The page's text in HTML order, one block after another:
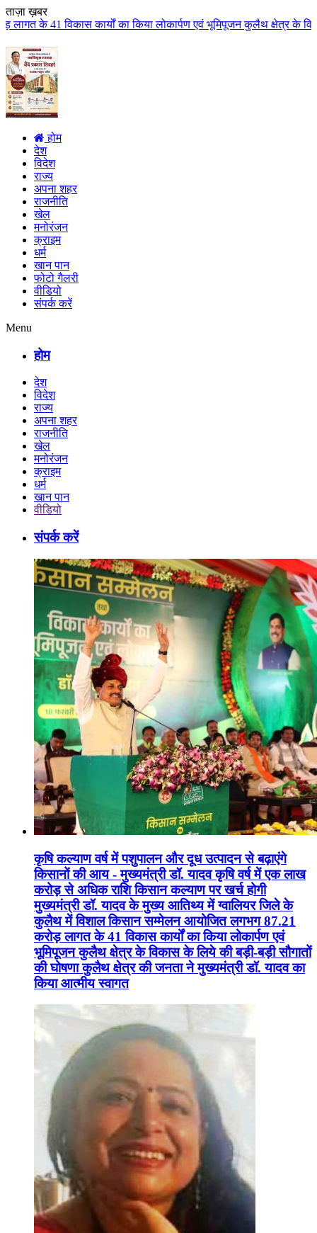
ताज़ा ख़बर
किया लोकार्पण एवं भूमिपूजन कुलैथ क्षेत्र के विकास के लिये की बड़ी-
होम
देश
विदेश
राज्य
अपना शहर
राजनीति
खेल
मनोरंजन
क्राइम
धर्म
खान पान
फोटो गैलरी
वीडियो
संपर्क करें
Menu
होम
देश
विदेश
राज्य
अपना शहर
राजनीति
खेल
मनोरंजन
क्राइम
धर्म
खान पान
वीडियो
संपर्क करें
कृषि कल्याण वर्ष में पशुपालन और दूध उत्पादन से बढ़ाएंगे
किसानों की आय - मुख्यमंत्री डॉ. यादव कृषि वर्ष में एक लाख
करोड़ से अधिक राशि किसान कल्याण पर खर्च होगी
मुख्यमंत्री डॉ. यादव के मुख्य आतिथ्य में ग्वालियर जिले के
कुलैथ में विशाल किसान सम्मेलन आयोजित लगभग 87.21
करोड़ लागत के 41 विकास कार्यों का किया लोकार्पण एवं
भूमिपूजन कुलैथ क्षेत्र के विकास के लिये की बड़ी-बड़ी सौगातों
की घोषणा कुलैथ क्षेत्र की जनता ने मुख्यमंत्री डॉ. यादव का
किया आत्मीय स्वागत